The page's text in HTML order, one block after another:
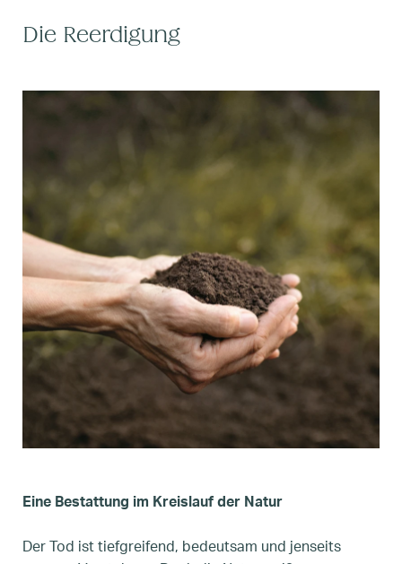
Die Reerdigung
Eine Bestattung im Kreislauf der Natur
Der Tod ist tiefgreifend, bedeutsam und jenseits